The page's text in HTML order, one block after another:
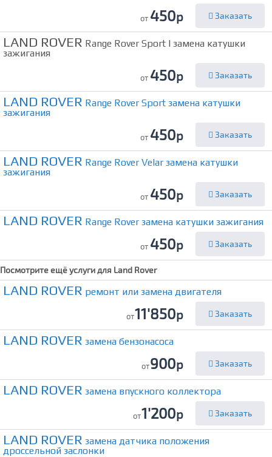
от 450р Заказать
LAND ROVER Range Rover Sport I замена катушки
зажигания
от 450р Заказать
LAND ROVER Range Rover Sport замена катушки
зажигания
от 450р Заказать
LAND ROVER Range Rover Velar замена катушки
зажигания
от 450р Заказать
LAND ROVER Range Rover замена катушки зажигания
от 450р Заказать
Посмотрите ещё услуги для Land Rover
LAND ROVER ремонт или замена двигателя
от11'850р Заказать
LAND ROVER замена бензонасоса
от900р Заказать
LAND ROVER замена впускного коллектора
от1'200р Заказать
LAND ROVER замена датчика положения
дроссельной заслонки